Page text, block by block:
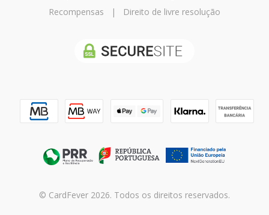
Recompensas | Direito de livre resolução
© CardFever 2026. Todos os direitos reservados.